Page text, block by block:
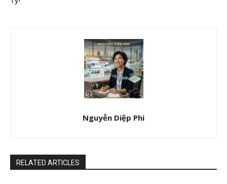
Nguyễn Diệp Phi
RELATED ARTICLES